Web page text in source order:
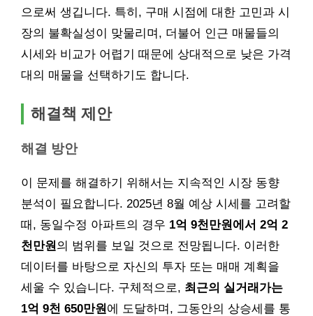
으로써 생깁니다. 특히, 구매 시점에 대한 고민과 시
장의 불확실성이 맞물리며, 더불어 인근 매물들의
시세와 비교가 어렵기 때문에 상대적으로 낮은 가격
대의 매물을 선택하기도 합니다.
해결책 제안
해결 방안
이 문제를 해결하기 위해서는 지속적인 시장 동향
분석이 필요합니다. 2025년 8월 예상 시세를 고려할
때, 동일수정 아파트의 경우 1억 9천만원에서 2억 2
천만원의 범위를 보일 것으로 전망됩니다. 이러한
데이터를 바탕으로 자신의 투자 또는 매매 계획을
세울 수 있습니다. 구체적으로, 최근의 실거래가는
1억 9천 650만원에 도달하며, 그동안의 상승세를 통